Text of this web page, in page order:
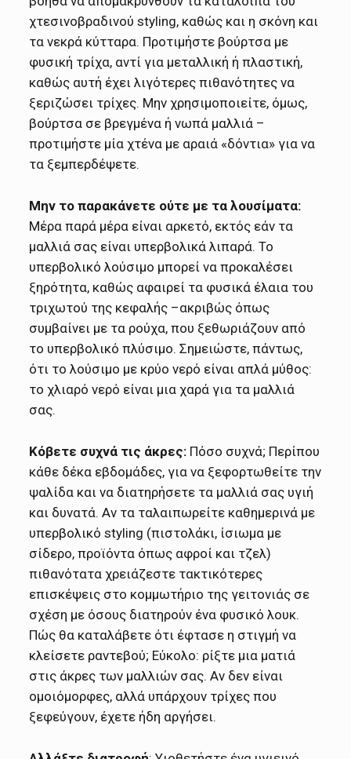
χτεσινοβραδινού styling, καθώς και η σκόνη και
τα νεκρά κύτταρα. Προτιμήστε βούρτσα με
φυσική τρίχα, αντί για μεταλλική ή πλαστική,
καθώς αυτή έχει λιγότερες πιθανότητες να
ξεριζώσει τρίχες. Μην χρησιμοποιείτε, όμως,
βούρτσα σε βρεγμένα ή νωπά μαλλιά –
προτιμήστε μία χτένα με αραιά «δόντια» για να
τα ξεμπερδέψετε.
Μην το παρακάνετε ούτε με τα λουσίματα:
Μέρα παρά μέρα είναι αρκετό, εκτός εάν τα
μαλλιά σας είναι υπερβολικά λιπαρά. Το
υπερβολικό λούσιμο μπορεί να προκαλέσει
ξηρότητα, καθώς αφαιρεί τα φυσικά έλαια του
τριχωτού της κεφαλής –ακριβώς όπως
συμβαίνει με τα ρούχα, που ξεθωριάζουν από
το υπερβολικό πλύσιμο. Σημειώστε, πάντως,
ότι το λούσιμο με κρύο νερό είναι απλά μύθος:
το χλιαρό νερό είναι μια χαρά για τα μαλλιά
σας.
Κόβετε συχνά τις άκρες: Πόσο συχνά; Περίπου
κάθε δέκα εβδομάδες, για να ξεφορτωθείτε την
ψαλίδα και να διατηρήσετε τα μαλλιά σας υγιή
και δυνατά. Αν τα ταλαιπωρείτε καθημερινά με
υπερβολικό styling (πιστολάκι, ίσιωμα με
σίδερο, προϊόντα όπως αφροί και τζελ)
πιθανότατα χρειάζεστε τακτικότερες
επισκέψεις στο κομμωτήριο της γειτονιάς σε
σχέση με όσους διατηρούν ένα φυσικό λουκ.
Πώς θα καταλάβετε ότι έφτασε η στιγμή να
κλείσετε ραντεβού; Εύκολο: ρίξτε μια ματιά
στις άκρες των μαλλιών σας. Αν δεν είναι
ομοιόμορφες, αλλά υπάρχουν τρίχες που
ξεφεύγουν, έχετε ήδη αργήσει.